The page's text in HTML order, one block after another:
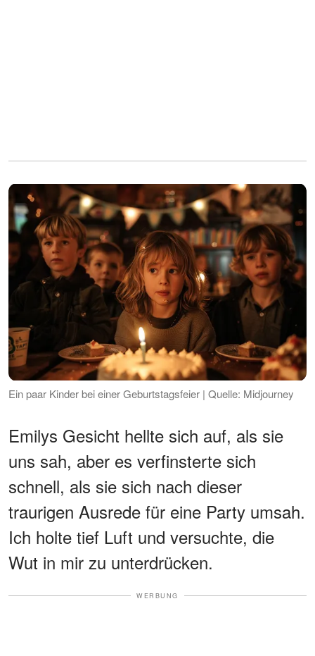
Ein paar Kinder bei einer Geburtstagsfeier | Quelle: Midjourney
Emilys Gesicht hellte sich auf, als sie
uns sah, aber es verfinsterte sich
schnell, als sie sich nach dieser
traurigen Ausrede für eine Party umsah.
Ich holte tief Luft und versuchte, die
Wut in mir zu unterdrücken.
WERBUNG